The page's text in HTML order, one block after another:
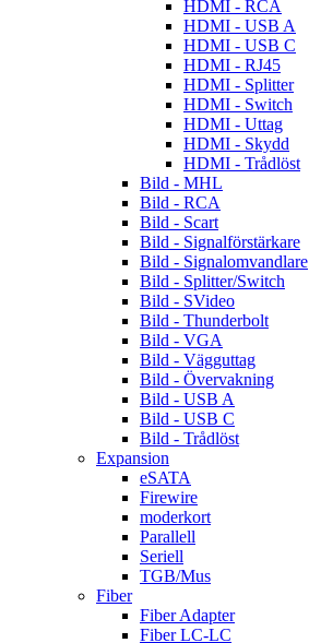
HDMI - RCA
HDMI - USB A
HDMI - USB C
HDMI - RJ45
HDMI - Splitter
HDMI - Switch
HDMI - Uttag
HDMI - Skydd
HDMI - Trådlöst
Bild - MHL
Bild - RCA
Bild - Scart
Bild - Signalförstärkare
Bild - Signalomvandlare
Bild - Splitter/Switch
Bild - SVideo
Bild - Thunderbolt
Bild - VGA
Bild - Vägguttag
Bild - Övervakning
Bild - USB A
Bild - USB C
Bild - Trådlöst
Expansion
eSATA
Firewire
moderkort
Parallell
Seriell
TGB/Mus
Fiber
Fiber Adapter
Fiber LC-LC